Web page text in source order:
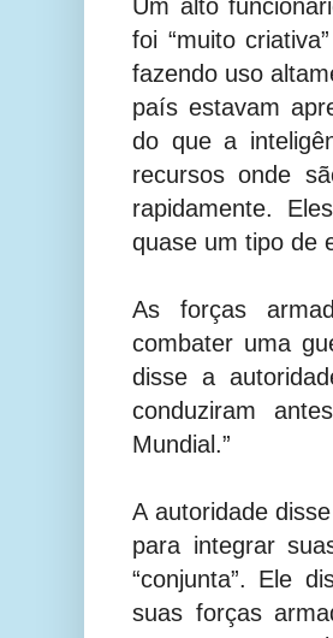
Um alto
foi “muito
fazendo uso
país estavam
do que a
recursos onde
rapidamente.
quase um tipo de
As forças
combater uma
disse a
conduziram
Mundial.”
A autoridade
para integrar
“conjunta”. Ele
suas forças